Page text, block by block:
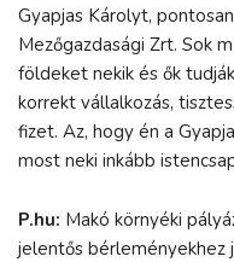
Gyapjas Károlyt,
Mezőgazdasági Zrt. Sok
földeket nekik és ők
korrekt vállalkozás,
fizet. Az, hogy én a
most neki inkább
P.hu: Makó környéki
jelentős